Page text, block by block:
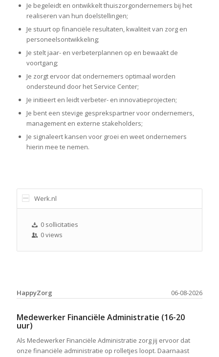
Je begeleidt en ontwikkelt thuiszorgondernemers bij het
realiseren van hun doelstellingen;
Je stuurt op financiële resultaten, kwaliteit van zorg en
personeelsontwikkeling;
Je stelt jaar- en verbeterplannen op en bewaakt de
voortgang;
Je zorgt ervoor dat ondernemers optimaal worden
ondersteund door het Service Center;
Je initieert en leidt verbeter- en innovatieprojecten;
Je bent een stevige gesprekspartner voor ondernemers,
management en externe stakeholders;
Je signaleert kansen voor groei en weet ondernemers
hierin mee te nemen.
Werk.nl
0 sollicitaties
0 views
06-08-2026
HappyZorg
Medewerker Financiële Administratie (16-20
uur)
Als Medewerker Financiële Administratie zorg jij ervoor dat
onze financiële administratie op rolletjes loopt. Daarnaast